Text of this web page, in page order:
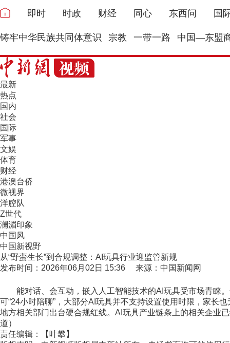
即时 时政 财经 同心 东西问 国
铸牢中华民族共同体意识 宗教 一带一路 中国—东盟
最新
热点
国内
社会
国际
军事
文娱
体育
财经
港澳台侨
微视界
洋腔队
Z世代
澜湄印象
中国风
中国新视野
从“野蛮生长”到合规调整：AI玩具行业迎监管新规
发布时间：2026年06月02日 15:36 来源：中国新闻网
能对话、会互动，嵌入人工智能技术的AI玩具受市场青睐。
可“24小时陪聊”，大部分AI玩具并不支持设置使用时限，家长
地方相关部门出台硬合规红线。AI玩具产业链条上的相关企业
道）
责任编辑：【叶攀】